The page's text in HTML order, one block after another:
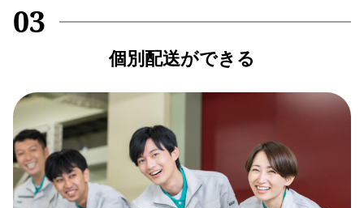
03
個別配送ができる